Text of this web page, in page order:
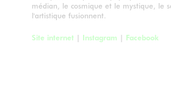
médian, le cosmique et le mystique, le
l'artistique fusionnent.
Site internet | Instagram | Facebook